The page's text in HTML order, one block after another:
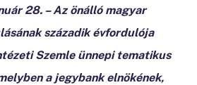
28. – Az önálló magyar
századik évfordulója
Szemle ünnepi tematikus
a jegybank elnökének,